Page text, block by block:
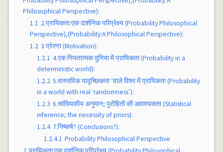
Philosophical Perspective):
1.1 2.प्रायिकता:एक दार्शनिक परिप्रेक्ष्य (Probability Philosophical
Perspective),(Probability:A Philosophical Perspective):
1.2 3.प्रेरणा (Motivation):
1.2.1 4.एक नियतात्मक दुनिया में प्रायिकता (Probability in a
deterministic world):
1.2.2 5.वास्तविक यादृच्छिकता ’वाले विश्व में प्रायिकता (Probability
in a world with real ‘randomness’):
1.2.3 6.सांख्यिकीय अनुमान; पुरोहितों की आवश्यकता (Statistical
inference; the necessity of priors):
1.2.4 7.निष्कर्ष? (Conclusions?):
1.2.4.1 Probability Philosophical Perspective